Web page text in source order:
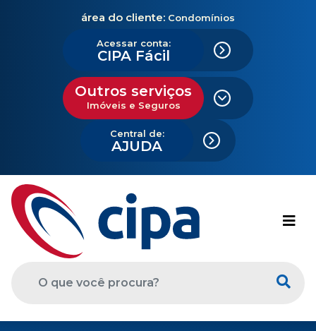
área do cliente: Condomínios
Acessar conta:
CIPA Fácil
Outros serviços
Imóveis e Seguros
Central de:
AJUDA